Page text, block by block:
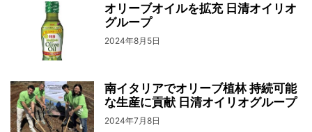
オリーブオイルを拡充 日清オイリオ
グループ
2024年8月5日
南イタリアでオリーブ植林 持続可能
な生産に貢献 日清オイリオグループ
2024年7月8日